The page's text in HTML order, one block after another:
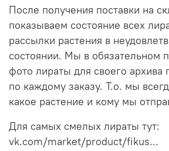
После получения поставки на
показываем состояние всех
рассылки растения в
состоянии. Мы в обязательном
фото лираты для своего архива
по каждому заказу. Т.о. мы
какое растение и кому мы
Для самых смелых лираты тут:
vk.com/market/product/fikus...